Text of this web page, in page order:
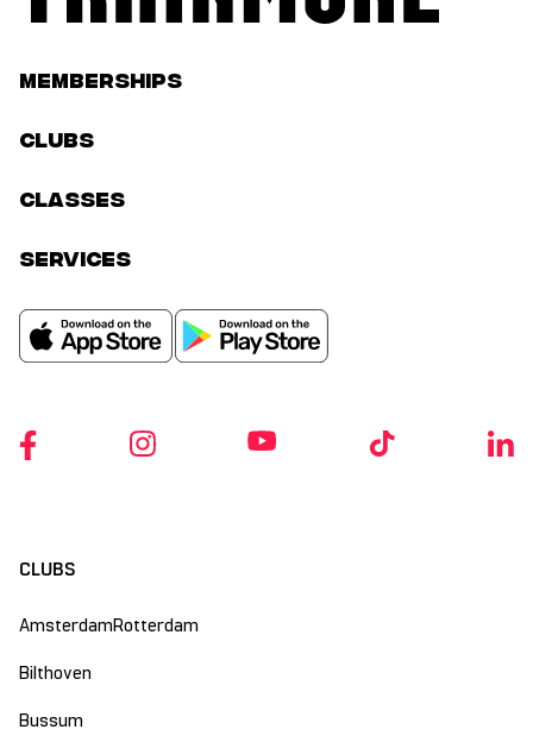
Memberships
Clubs
classes
services
CLUBS
Amsterdam
Bilthoven
Bussum
Rotterdam